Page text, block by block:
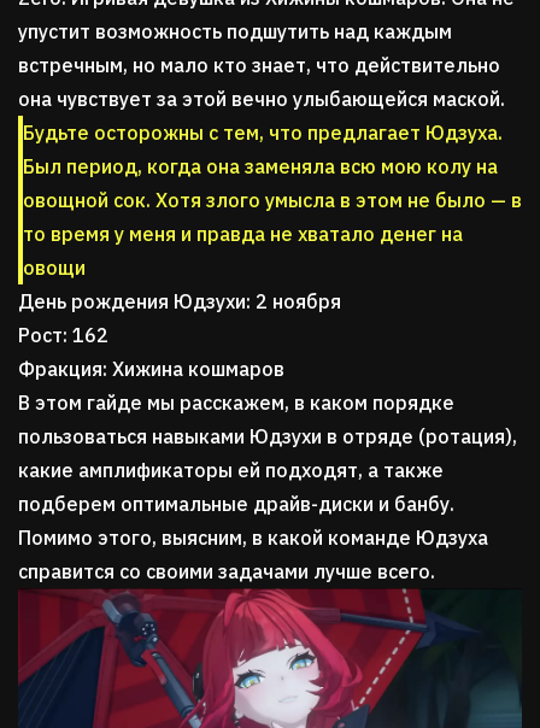
упустит возможность подшутить над каждым
встречным, но мало кто знает, что действительно
она чувствует за этой вечно улыбающейся маской.
Будьте осторожны с тем, что предлагает Юдзуха.
Был период, когда она заменяла всю мою колу на
овощной сок. Хотя злого умысла в этом не было — в
то время у меня и правда не хватало денег на
овощи
День рождения Юдзухи: 2 ноября
Рост: 162
Фракция: Хижина кошмаров
В этом гайде мы расскажем, в каком порядке
пользоваться навыками Юдзухи в отряде (ротация),
какие амплификаторы ей подходят, а также
подберем оптимальные драйв-диски и банбу.
Помимо этого, выясним, в какой команде Юдзуха
справится со своими задачами лучше всего.